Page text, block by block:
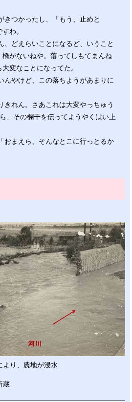
つかったし、「もう、止めと
わ。
どえらいことになるど、いうこと
がないねや。落ってしもてまんね
変なことになってた。
やけど、この落ちようがあまりに
れん。さあこれは大変やっちゅう
、その欄干を伝ってようやくはい上
まえら、そんなとこに行っとるか
より、農地が浸水
蔵